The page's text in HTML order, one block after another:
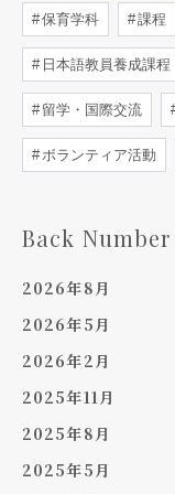
保育学科 課程
日本語教員養成課程
留学・国際交流
ボランティア活動
Back Number
2026年8月
2026年5月
2026年2月
2025年11月
2025年8月
2025年5月